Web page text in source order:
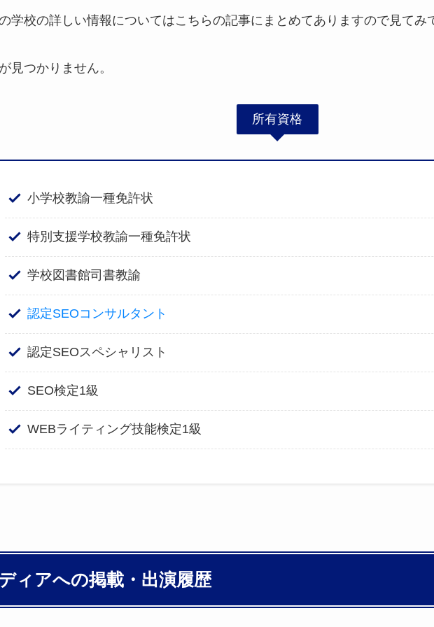
学校の詳しい情報についてはこちらの記事にまとめてありますので見てみ
見つかりません。
所有資格
小学校教諭一種免許状
特別支援学校教諭一種免許状
学校図書館司書教諭
認定SEOコンサルタント
認定SEOスペシャリスト
SEO検定1級
WEBライティング技能検定1級
ィアへの掲載・出演履歴